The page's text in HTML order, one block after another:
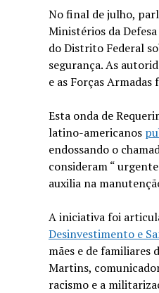
No final de julho,
Ministérios da
do Distrito Federal
segurança. As
e as Forças
Esta onda de
latino-americanos
endossando o
consideram “
auxilia na
A iniciativa foi
Desinvestimento e
mães e de familiares
Martins,
racismo e a